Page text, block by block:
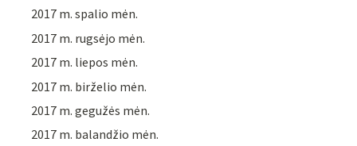
2017 m. spalio mėn.
2017 m. rugsėjo mėn.
2017 m. liepos mėn.
2017 m. birželio mėn.
2017 m. gegužės mėn.
2017 m. balandžio mėn.